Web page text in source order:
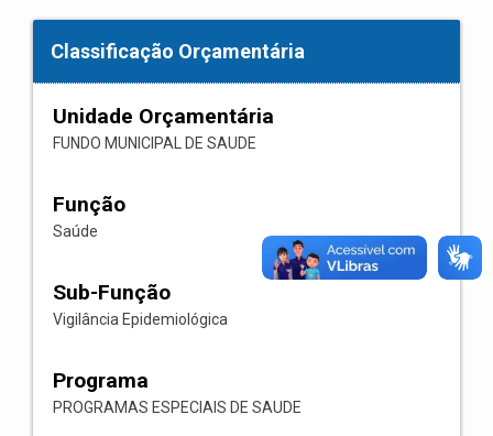
Classificação Orçamentária
Unidade Orçamentária
FUNDO MUNICIPAL DE SAUDE
Função
Saúde
Sub-Função
Vigilância Epidemiológica
Programa
PROGRAMAS ESPECIAIS DE SAUDE